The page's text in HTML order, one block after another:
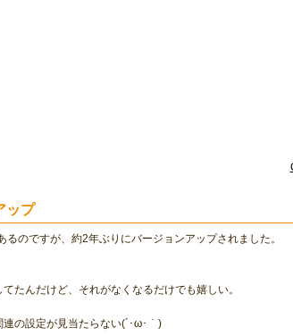
ップ
るのですが、約2年ぶりにバージョンアップされました。
たんだけど、それがなくなるだけでも嬉しい。
の設定が見当たらない(´･ω･｀)